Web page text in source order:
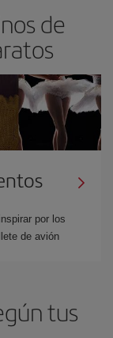
de
por los
de avión
tus